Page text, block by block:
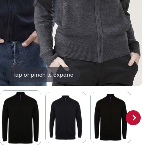
Tap or pinch to expand